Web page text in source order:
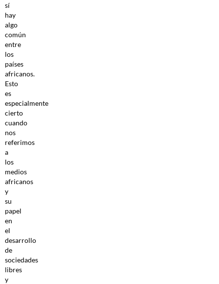
sí
hay
algo
común
entre
los
países
africanos.
Esto
es
especialmente
cierto
cuando
nos
referimos
a
los
medios
africanos
y
su
papel
en
el
desarrollo
de
sociedades
libres
y